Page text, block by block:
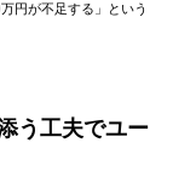
円が不足する」という
う工夫でユー